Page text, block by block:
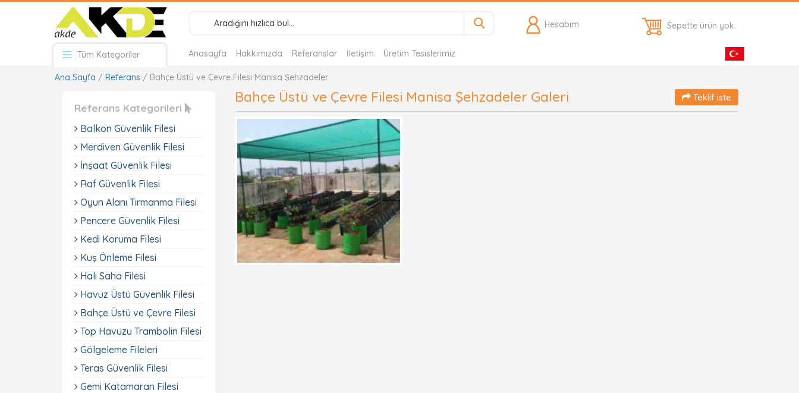
Tüm Kategoriler Anasayfa Hakkımızda Referanslar İletişim Üretim Tesislerimiz
Hesabım Sepette ürün yok.
Ana Sayfa / Referans / Bahçe Üstü ve Çevre Filesi Manisa Şehzadeler
Referans Kategorileri
Balkon Güvenlik Filesi
Merdiven Güvenlik Filesi
İnşaat Güvenlik Filesi
Raf Güvenlik Filesi
Oyun Alanı Tırmanma Filesi
Pencere Güvenlik Filesi
Kedi Koruma Filesi
Kuş Önleme Filesi
Halı Saha Filesi
Havuz Üstü Güvenlik Filesi
Bahçe Üstü ve Çevre Filesi
Top Havuzu Trambolin Filesi
Gölgeleme Fileleri
Teras Güvenlik Filesi
Gemi Katamaran Filesi
Bahçe Üstü ve Çevre Filesi Manisa Şehzadeler Galeri Teklif iste